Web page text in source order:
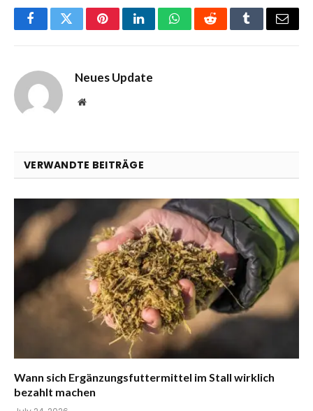
FacebookTwitterPinterestLinkedInWhatsAppRedditTumblrEmail
Neues Update
Website
VERWANDTE BEITRÄGE
Wann sich Ergänzungsfuttermittel im Stall wirklich
bezahlt machen